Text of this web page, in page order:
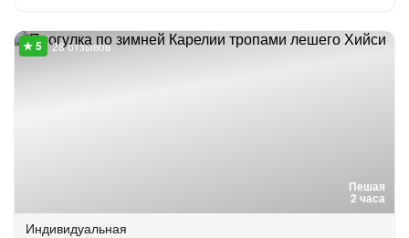
Пешая
2 часа
28 отзывов
Индивидуальная